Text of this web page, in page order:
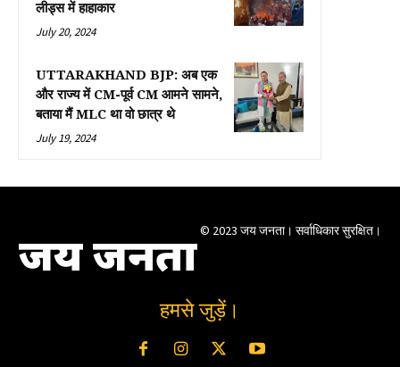
लीड्स में हाहाकार
July 20, 2024
UTTARAKHAND BJP: अब एक
और राज्य में CM-पूर्व CM आमने सामने,
बताया मैं MLC था वो छात्र थे
July 19, 2024
जय जनता © 2023 जय जनता। सर्वाधिकार सुरक्षित।
हमसे जुड़ें।